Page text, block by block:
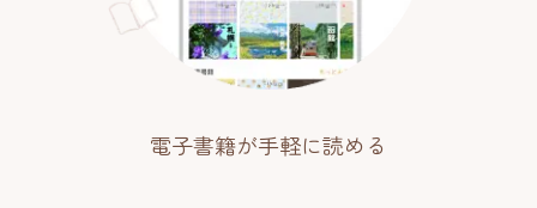
電子書籍が手軽に読める